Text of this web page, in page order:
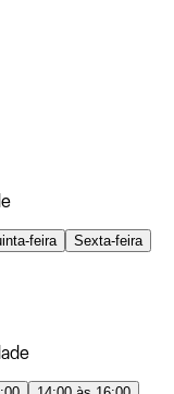
feira
Sexta-feira